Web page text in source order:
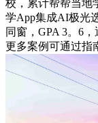
校，累计帮帮当地
学App集成AI极光
同窗，GPA 3。6
更多案例可通过指